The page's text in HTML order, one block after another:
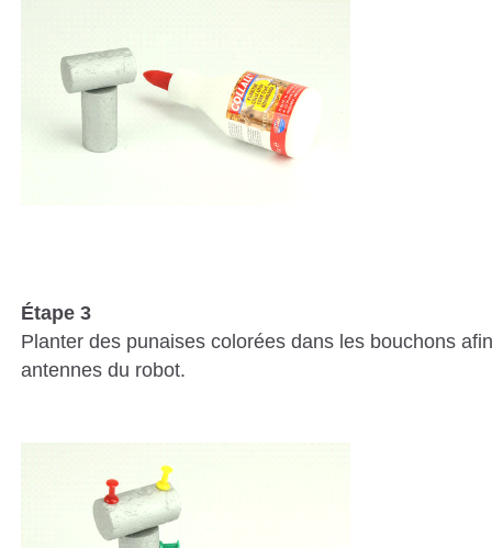
Étape 3
Planter des punaises colorées dans les bouchons
antennes du robot.